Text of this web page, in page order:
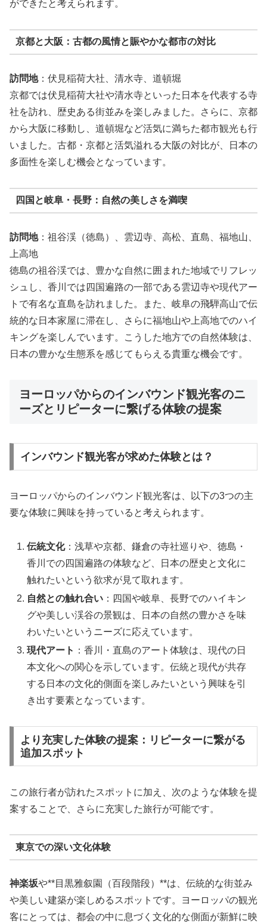
ができたと考えられます。
京都と大阪：古都の風情と賑やかな都市の対比
訪問地：伏見稲荷大社、清水寺、道頓堀
京都では伏見稲荷大社や清水寺といった日本を代表する寺
社を訪れ、歴史ある街並みを楽しみました。さらに、京都
から大阪に移動し、道頓堀など活気に満ちた都市観光も行
いました。古都・京都と活気溢れる大阪の対比が、日本の
多面性を楽しむ機会となっています。
四国と岐阜・長野：自然の美しさを満喫
訪問地：祖谷渓（徳島）、雲辺寺、高松、直島、福地山、
上高地
徳島の祖谷渓では、豊かな自然に囲まれた地域でリフレッ
シュし、香川では四国遍路の一部である雲辺寺や現代アー
トで有名な直島を訪れました。また、岐阜の飛騨高山で伝
統的な日本家屋に滞在し、さらに福地山や上高地でのハイ
キングを楽しんでいます。こうした地方での自然体験は、
日本の豊かな生態系を感じてもらえる貴重な機会です。
ヨーロッパからのインバウンド観光客のニ
ーズとリピーターに繋げる体験の提案
インバウンド観光客が求めた体験とは？
ヨーロッパからのインバウンド観光客は、以下の3つの主
要な体験に興味を持っていると考えられます。
伝統文化：浅草や京都、鎌倉の寺社巡りや、徳島・
香川での四国遍路の体験など、日本の歴史と文化に
触れたいという欲求が見て取れます。
自然との触れ合い ：四国や岐阜、長野でのハイキン
グや美しい渓谷の景観は、日本の自然の豊かさを味
わいたいというニーズに応えています。
現代アート ：香川・直島のアート体験は、現代の日
本文化への関心を示しています。伝統と現代が共存
する日本の文化的側面を楽しみたいという興味を引
き出す要素となっています。
より充実した体験の提案：リピーターに繋がる
追加スポット
この旅行者が訪れたスポットに加え、次のような体験を提
案することで、さらに充実した旅行が可能です。
東京での深い文化体験
神楽坂や**目黒雅叙園（百段階段）**は、伝統的な街並み
や美しい建築が楽しめるスポットです。ヨーロッパの観光
客にとっては、都会の中に息づく文化的な側面が新鮮に映